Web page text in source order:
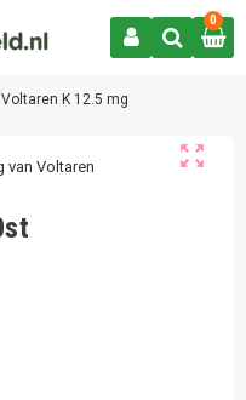
0
Voltaren K 12.5 mg
zoom_out_map